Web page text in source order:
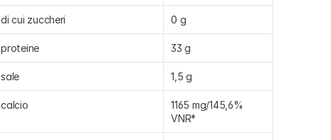
di cui zuccheri 0 g
proteine 33 g
sale 1,5 g
calcio
1165 mg/145,6%
VNR*